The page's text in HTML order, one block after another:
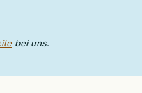
bei uns.